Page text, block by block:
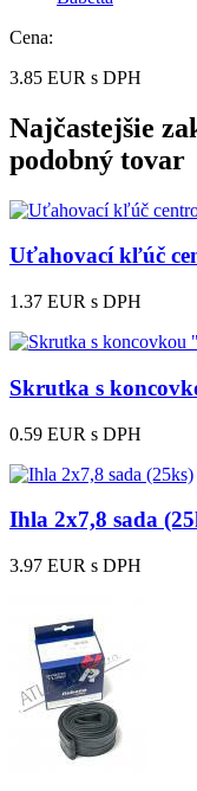
Cena:
3.85 EUR s DPH
Najčastejšie
podobný tovar
Uťahovací kľúč
1.37 EUR s DPH
Skrutka s
0.59 EUR s DPH
Ihla 2x7,8 sada
3.97 EUR s DPH